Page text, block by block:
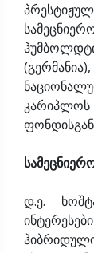
ფონდისგან
დ.ე.